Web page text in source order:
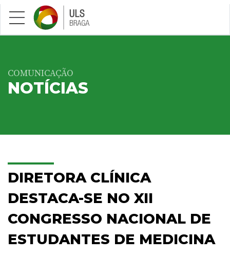
Saltar para conteúdo principal
COMUNICAÇÃO
NOTÍCIAS
DIRETORA CLÍNICA
DESTACA-SE NO XII
CONGRESSO NACIONAL DE
ESTUDANTES DE MEDICINA